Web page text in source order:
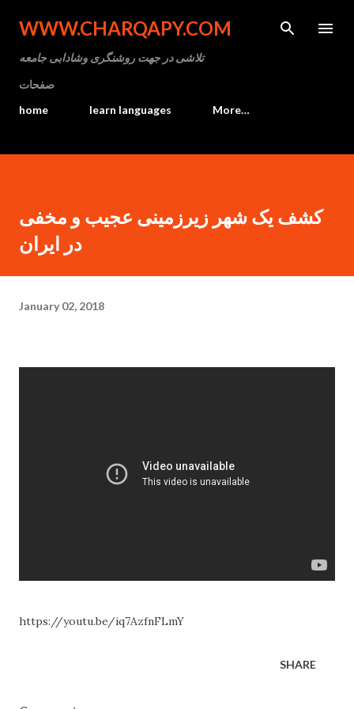
Skip to main content
WWW.CHARQAPY.COM
تلاشی در جهت روشنگری وشادابی جامعه
صفحات
home
learn languages More…
کشف یک شهر زیرزمینی عجیب و مخفی
در ایران
January 02, 2018
https://youtu.be/iq7AzfnFLmY
SHARE